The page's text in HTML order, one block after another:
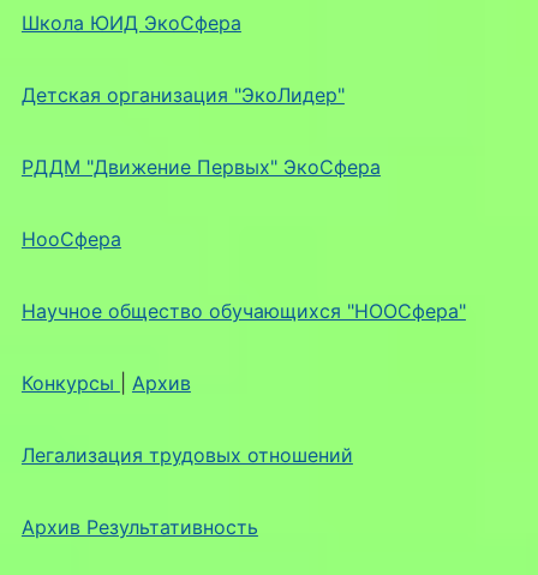
Школа ЮИД ЭкоСфера
Детская организация "ЭкоЛидер"
РДДМ "Движение Первых" ЭкоСфера
НооСфера
Научное общество обучающихся "НООСфера"
Конкурсы Архив
Легализация трудовых отношений
Архив Результативность